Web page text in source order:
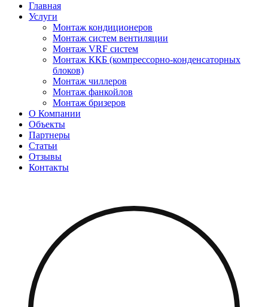
Главная
Услуги
Монтаж кондиционеров
Монтаж cистем вентиляции
Монтаж VRF систем
Монтаж ККБ (компрессорно-конденсаторных
блоков)
Монтаж чиллеров
Монтаж фанкойлов
Монтаж бризеров
О Компании
Объекты
Партнеры
Статьи
Отзывы
Контакты